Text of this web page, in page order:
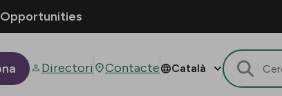
Directori Contacte